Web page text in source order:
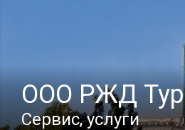
ООО РЖД Тур
Сервис, услуги